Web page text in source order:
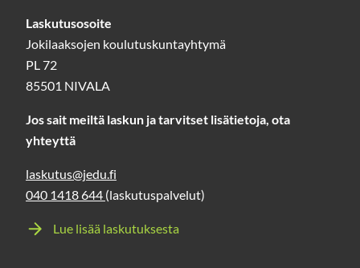
Laskutusosoite
Jokilaaksojen koulutuskuntayhtymä
PL 72
85501 NIVALA
Jos sait meiltä laskun ja tarvitset lisätietoja, ota
yhteyttä
laskutus@jedu.fi
040 1418 644 (laskutuspalvelut)
Lue lisää laskutuksesta